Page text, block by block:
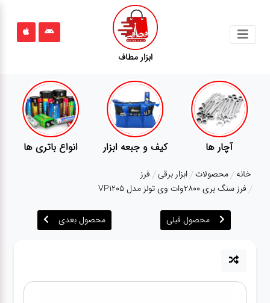
ابزار مطاف
محصولات
قوانین
سایت
درباره
کارواش
انواع باتری ها پمپ تجهیزات کمپ
خانه محصولات ابزار برقی فرز
فرز سنگ بری 2800وات وی تولز مدل VP1205
محصول قبلی محصول بعدی